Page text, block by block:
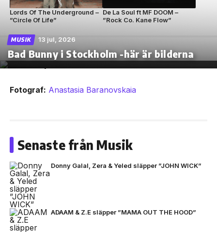
Lords Of The Underground –
”Circle Of Life”
De La Soul ft MF DOOM –
”Rock Co. Kane Flow”
MUSIK 13 jul, 2026
Bad Bunny i Stockholm -här är bilderna
Fotograf: Anastasia Baranovskaia
Senaste från Musik
Donny Galal, Zera & Yeled släpper ”JOHN WICK”
ADAAM & Z.E släpper ”MAMA OUT THE HOOD”